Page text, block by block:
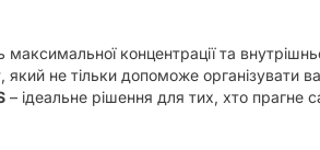
концентрації та
який не тільки допоможе
– ідеальне рішення для тих, хто прагне